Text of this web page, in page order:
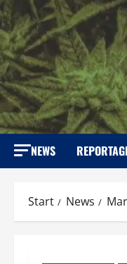
Zum
Inhalt
springen
NEWS
Start News